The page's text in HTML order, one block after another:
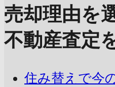
売却理由を
不動産査定
住み替えで今